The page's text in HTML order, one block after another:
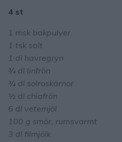
4 st
1 msk bakpulver
1 tsk salt
1 dl havregryn
¾ dl linfrön
¾ dl solroskärnor
½ dl chiafrön
6 dl vetemjöl
100 g smör, rumsvarmt
3 dl filmjölk